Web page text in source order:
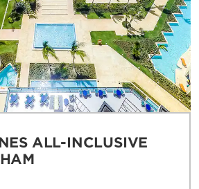
ALL-INCLUSIVE